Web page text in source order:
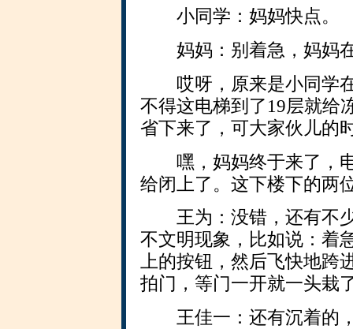
小同学：妈妈快点。
妈妈：别着急，妈妈
哎呀，原来是小同学在
不得这电梯到了19层就给
省下来了，可大家伙儿
嘿，妈妈终于来了，电
给闭上了。这下楼下的两
王为：没错，还有不少
不文明现象，比如说：着
上的按钮，然后飞快地跨
拍门，等门一开就一头栽
王佳一：还有沉着的，